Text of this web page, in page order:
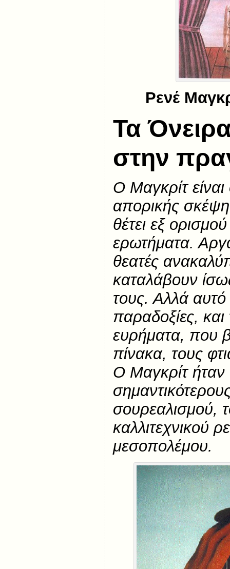
Ρενέ
Τα
στην
Ο Μαγκρίτ
απορικής
θέτει εξ
ερωτήματα.
θεατές
καταλάβουν
τους. Αλλά αυτό
παραδοξίες,
ευρήματα, που
πίνακα, τους
Ο Μαγκρίτ
σουρεαλισμού,
καλλιτεχνικού
μεσοπολέμου.